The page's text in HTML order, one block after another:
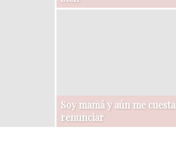
Soy mamá y aún me cuesta
renunciar